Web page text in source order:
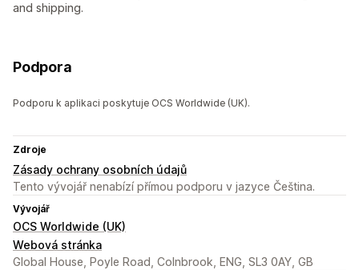
and shipping.
Podpora
Podporu k aplikaci poskytuje OCS Worldwide (UK).
Zdroje
Zásady ochrany osobních údajů
Tento vývojář nenabízí přímou podporu v jazyce Čeština.
Vývojář
OCS Worldwide (UK)
Webová stránka
Global House, Poyle Road, Colnbrook, ENG, SL3 0AY, GB